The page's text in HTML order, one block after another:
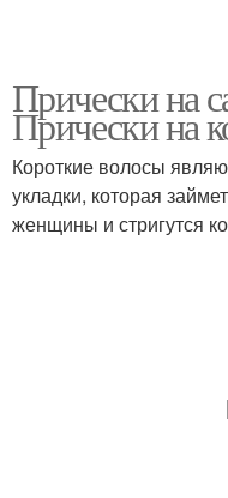
Прически на
Прически на
Короткие волосы
укладки, которая
женщины и стригутся